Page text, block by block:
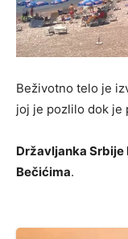
Beživotno telo je
joj je pozlilo dok je
Državljanka Srbije
Bečićima.